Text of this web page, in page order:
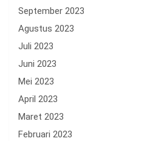
September 2023
Agustus 2023
Juli 2023
Juni 2023
Mei 2023
April 2023
Maret 2023
Februari 2023